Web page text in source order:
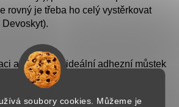
soubory cookies. Můžeme je
rovný je třeba ho celý vystěrkovat
a současně ideální adhezní můstek
pro všechny dekorativní nátěry
Sabbia.